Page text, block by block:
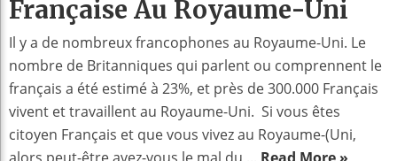
Française Au Royaume-Uni
Il y a de nombreux francophones au Royaume-Uni. Le
nombre de Britanniques qui parlent ou comprennent le
français a été estimé à 23%, et près de 300.000 Français
vivent et travaillent au Royaume-Uni. Si vous êtes
citoyen Français et que vous vivez au Royaume-(Uni,